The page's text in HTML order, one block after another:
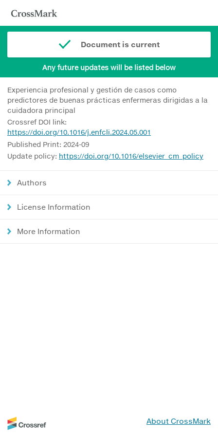
Document is current
Any future updates will be listed below
Experiencia profesional y gestión de casos como
predictores de buenas prácticas enfermeras dirigidas a la
cuidadora principal
Crossref DOI link:
https://doi.org/10.1016/j.enfcli.2024.05.001
Published Print: 2024-09
Update policy: https://doi.org/10.1016/elsevier_cm_policy
Authors
License Information
More Information
About CrossMark